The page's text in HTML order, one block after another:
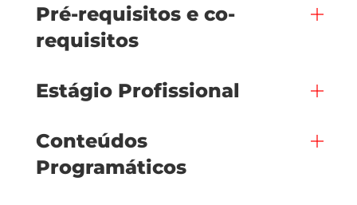
Pré-requisitos e co-
requisitos
Estágio Profissional
Conteúdos
Programáticos